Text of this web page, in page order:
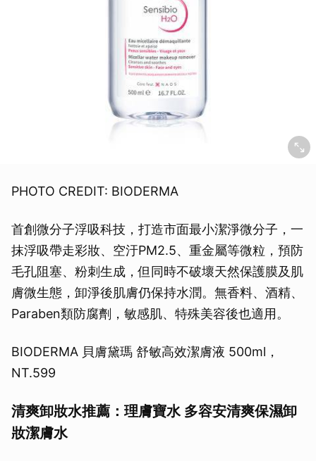
PHOTO CREDIT: BIODERMA
首創微分子浮吸科技，打造市面最小潔淨微分子，一
抹浮吸帶走彩妝、空汙PM2.5、重金屬等微粒，預防
毛孔阻塞、粉刺生成，但同時不破壞天然保護膜及肌
膚微生態，卸淨後肌膚仍保持水潤。無香料、酒精、
Paraben類防腐劑，敏感肌、特殊美容後也適用。
BIODERMA 貝膚黛瑪 舒敏高效潔膚液 500ml，
NT.599
清爽卸妝水推薦：理膚寶水 多容安清爽保濕卸
妝潔膚水